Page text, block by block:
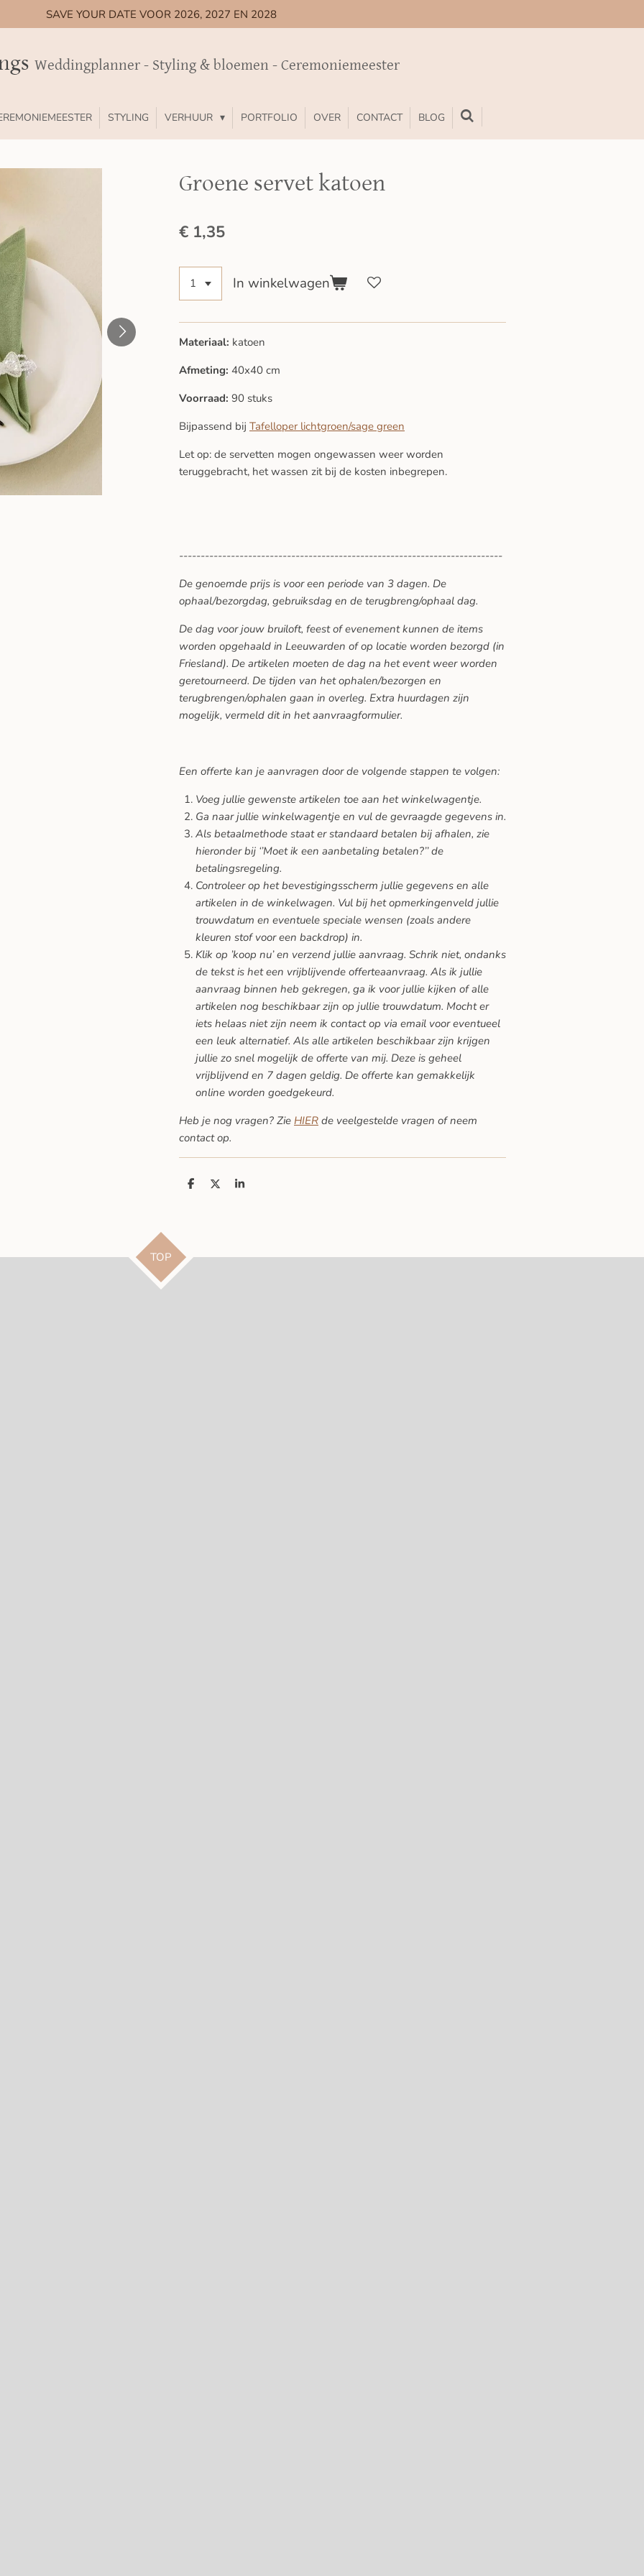
SAVE YOUR DATE VOOR 2026, 2027 EN 2028
Weddingplanner - Styling & bloemen - Ceremoniemeester
STYLING VERHUUR PORTFOLIO OVER CONTACT BLOG
Groene servet katoen
€ 1,35
In winkelwagen
Materiaal: katoen
Afmeting: 40x40 cm
Voorraad: 90 stuks
Bijpassend bij Tafelloper lichtgroen/sage green
Let op: de servetten mogen ongewassen weer worden
teruggebracht, het wassen zit bij de kosten inbegrepen.
---------------------------------------------------------------------------
De genoemde prijs is voor een periode van 3 dagen. De
ophaal/bezorgdag, gebruiksdag en de terugbreng/ophaal dag.
De dag voor jouw bruiloft, feest of evenement kunnen de items
worden opgehaald in Leeuwarden of op locatie worden bezorgd (in
Friesland). De artikelen moeten de dag na het event weer worden
geretourneerd. De tijden van het ophalen/bezorgen en
terugbrengen/ophalen gaan in overleg. Extra huurdagen zijn
mogelijk, vermeld dit in het aanvraagformulier.
Een offerte kan je aanvragen door de volgende stappen te volgen:
Voeg jullie gewenste artikelen toe aan het winkelwagentje.
Ga naar jullie winkelwagentje en vul de gevraagde gegevens in.
Als betaalmethode staat er standaard betalen bij afhalen, zie
hieronder bij ‘’Moet ik een aanbetaling betalen?’’ de
betalingsregeling.
Controleer op het bevestigingsscherm jullie gegevens en alle
artikelen in de winkelwagen. Vul bij het opmerkingenveld jullie
trouwdatum en eventuele speciale wensen (zoals andere
kleuren stof voor een backdrop) in.
Klik op ’koop nu’ en verzend jullie aanvraag. Schrik niet, ondanks
de tekst is het een vrijblijvende offerteaanvraag. Als ik jullie
aanvraag binnen heb gekregen, ga ik voor jullie kijken of alle
artikelen nog beschikbaar zijn op jullie trouwdatum. Mocht er
iets helaas niet zijn neem ik contact op via email voor eventueel
een leuk alternatief. Als alle artikelen beschikbaar zijn krijgen
jullie zo snel mogelijk de offerte van mij. Deze is geheel
vrijblijvend en 7 dagen geldig. De offerte kan gemakkelijk
online worden goedgekeurd.
Heb je nog vragen? Zie HIER de veelgestelde vragen of neem
contact op.
D
D
S
TOP